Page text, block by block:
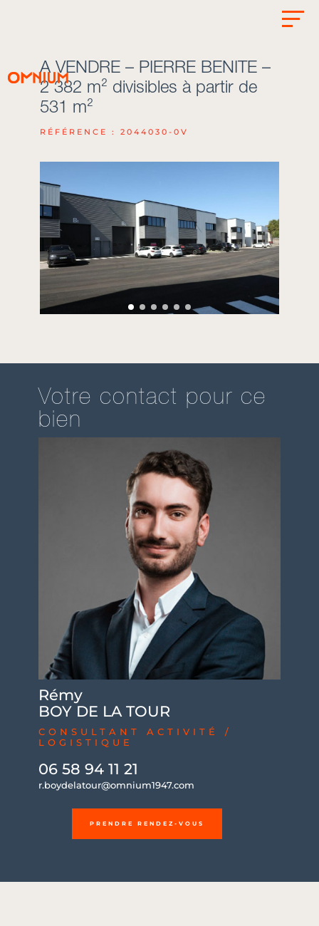
A VENDRE – PIERRE BENITE –
2 382 m² divisibles à partir de
531 m²
RÉFÉRENCE : 2044030-0V
Votre contact pour ce
bien
Rémy
BOY DE LA TOUR
CONSULTANT ACTIVITÉ /
LOGISTIQUE
06 58 94 11 21
r.boydelatour@omnium1947.com
PRENDRE RENDEZ-VOUS